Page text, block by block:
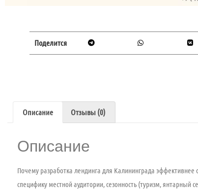
Поделится
Описание Отзывы (0)
Описание
Почему разработка лендинга для Калининграда эффективнее
специфику местной аудитории, сезонность (туризм, янтарный